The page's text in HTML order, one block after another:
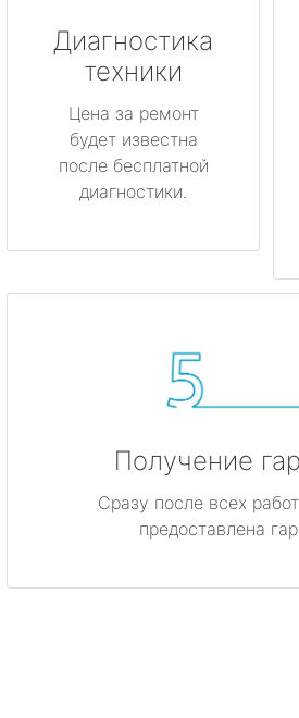
Диагностика
техники
Цена за ремонт
будет известна
после бесплатной
диагностики.
Получение
Сразу после всех
предоставлена